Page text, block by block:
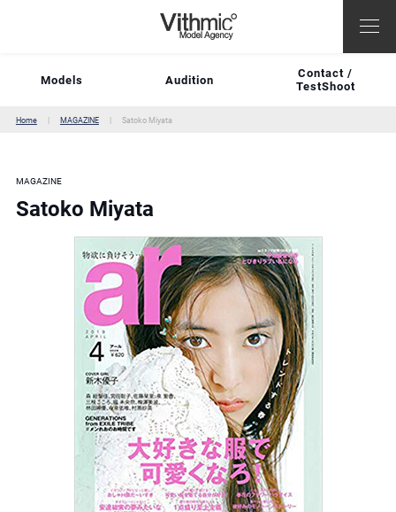
Models Audition
Contact /
TestShoot
Home MAGAZINE Satoko Miyata
MAGAZINE
Satoko Miyata